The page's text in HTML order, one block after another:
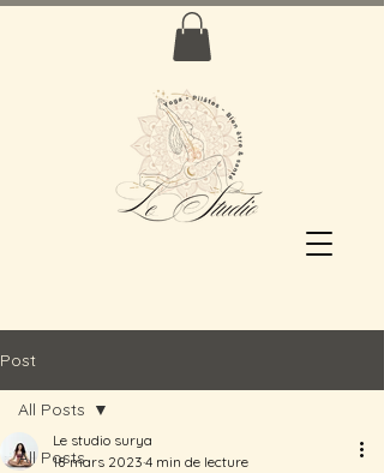
Post
All Posts
All Posts
Le studio surya
18 mars 2023 4 min de lecture